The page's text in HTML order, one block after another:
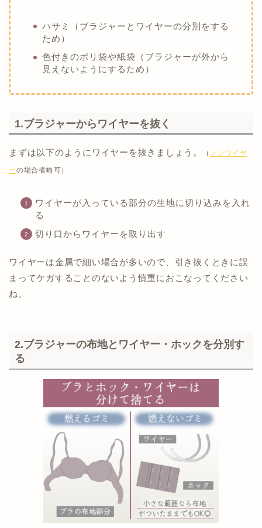
ハサミ（ブラジャーとワイヤーの分別をする
ため）
色付きのポリ袋や紙袋（ブラジャーが外から
見えないようにするため）
1.ブラジャーからワイヤーを抜く
まずは以下のようにワイヤーを抜きましょう。 （ ノンワイヤ
ーの場合省略可）
ワイヤーが入っている部分の生地に切り込みを入れ
る
切り口からワイヤーを取り出す
ワイヤーは金属で細い場合が多いので、引き抜くときに誤
まってケガすることのないよう慎重におこなってください
ね。
2.ブラジャーの布地とワイヤー・ホックを分別す
る